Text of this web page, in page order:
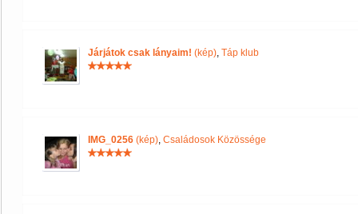
Járjátok csak lányaim! (kép), Táp klub
IMG_0256 (kép), Családosok Közössége